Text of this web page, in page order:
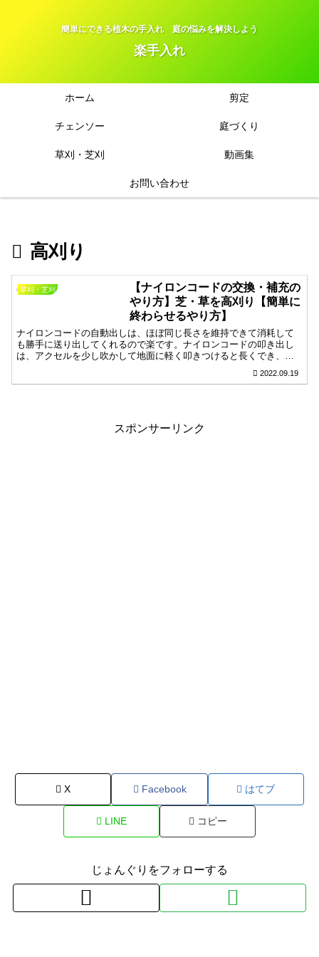
簡単にできる植木の手入れ 庭の悩みを解決しよう
楽手入れ
ホーム 剪定
チェンソー 庭づくり
草刈・芝刈 動画集
お問い合わせ
高刈り
草刈・芝刈
【ナイロンコードの交換・補充の
やり方】芝・草を高刈り【簡単に
終わらせるやり方】
ナイロンコードの自動出しは、ほぼ同じ長さを維持できて消耗して
も勝手に送り出してくれるので楽です。ナイロンコードの叩き出し
は、アクセルを少し吹かして地面に軽く叩きつけると長くでき、場
に刈れるので、どちらにするか迷ったら排気量を目安にしたり使い
2022.09.19
スポンサーリンク
X Facebook はてブ
LINE コピー
じょんぐりをフォローする